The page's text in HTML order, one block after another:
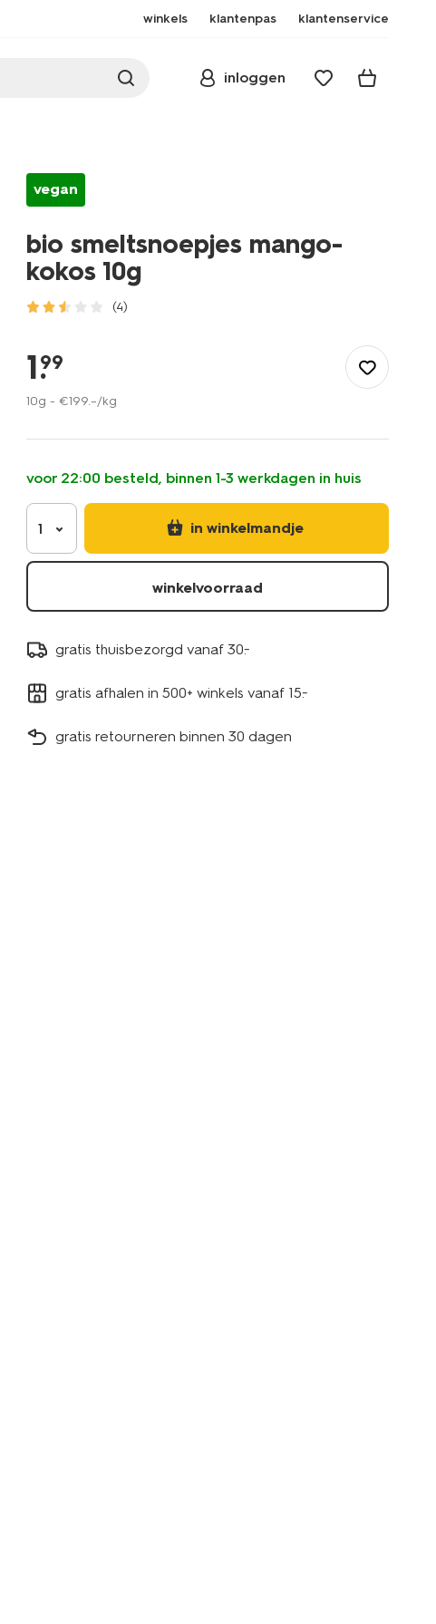
winkels klantenpas klantenservice
inloggen
vegan
bio smeltsnoepjes mango-
kokos 10g
(4)
smeltsnoepjes-
kokos-
1.
99
10g - €199.–/kg
voor 22:00 besteld, binnen 1-3 werkdagen in huis
1 in winkelmandje
winkelvoorraad
gratis thuisbezorgd vanaf 30.-
gratis afhalen in 500+ winkels vanaf 15.-
gratis retourneren binnen 30 dagen